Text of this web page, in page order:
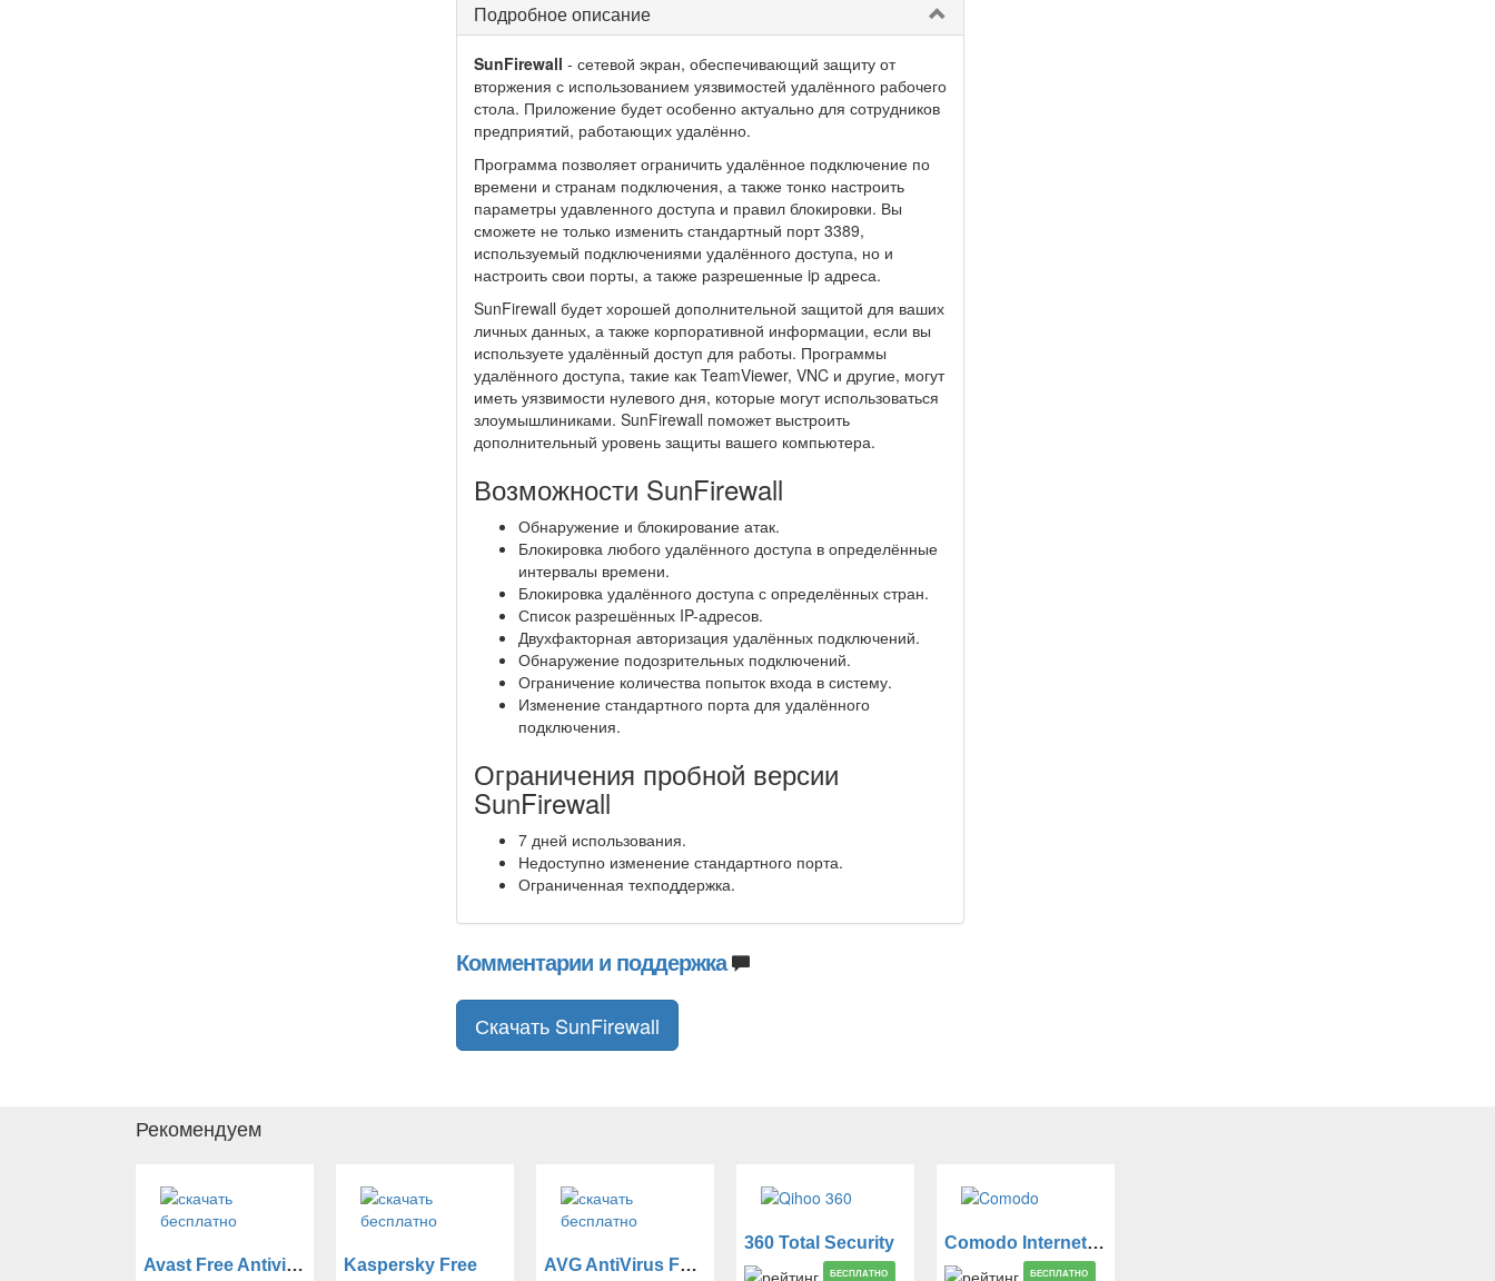
Подробное описание
SunFirewall - сетевой экран, обеспечивающий защиту от
вторжения с использованием уязвимостей удалённого рабочего
стола. Приложение будет особенно актуально для сотрудников
предприятий, работающих удалённо.
Программа позволяет ограничить удалённое подключение по
времени и странам подключения, а также тонко настроить
параметры удавленного доступа и правил блокировки. Вы
сможете не только изменить стандартный порт 3389,
используемый подключениями удалённого доступа, но и
настроить свои порты, а также разрешенные ip адреса.
SunFirewall будет хорошей дополнительной защитой для ваших
личных данных, а также корпоративной информации, если вы
используете удалённый доступ для работы. Программы
удалённого доступа, такие как TeamViewer, VNC и другие, могут
иметь уязвимости нулевого дня, которые могут использоваться
злоумышлиниками. SunFirewall поможет выстроить
дополнительный уровень защиты вашего компьютера.
Возможности SunFirewall
Обнаружение и блокирование атак.
Блокировка любого удалённого доступа в определённые
интервалы времени.
Блокировка удалённого доступа с определённых стран.
Список разрешённых IP-адресов.
Двухфакторная авторизация удалённых подключений.
Обнаружение подозрительных подключений.
Ограничение количества попыток входа в систему.
Изменение стандартного порта для удалённого
подключения.
Ограничения пробной версии
SunFirewall
7 дней использования.
Недоступно изменение стандартного порта.
Ограниченная техподдержка.
Комментарии и поддержка
Скачать SunFirewall
Рекомендуем
Avast Free Antivirus Kaspersky Free AVG AntiVirus FREE
360 Total Security
БЕСПЛАТНО
Comodo Internet Security Premium
БЕСПЛАТНО